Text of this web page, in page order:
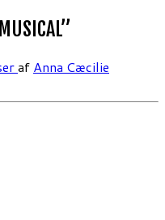
af Anna Cæcilie